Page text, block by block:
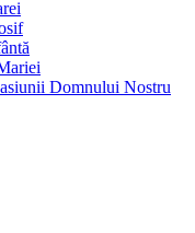
Domnului Nostru